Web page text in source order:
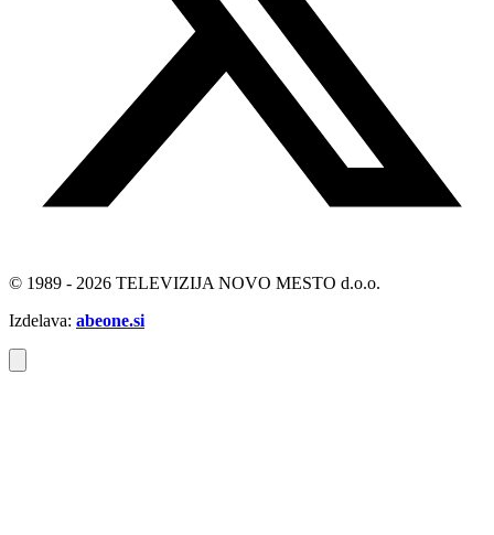
© 1989 - 2026 TELEVIZIJA NOVO MESTO d.o.o.
Izdelava: abeone.si